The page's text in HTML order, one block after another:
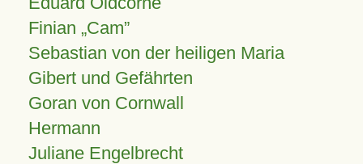
Finian Cam
Sebastian von der heiligen Maria
Gibert und Gefährten
Goran von Cornwall
Hermann
Juliane Engelbrecht